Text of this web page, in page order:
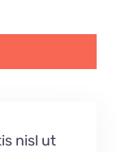
nisl ut